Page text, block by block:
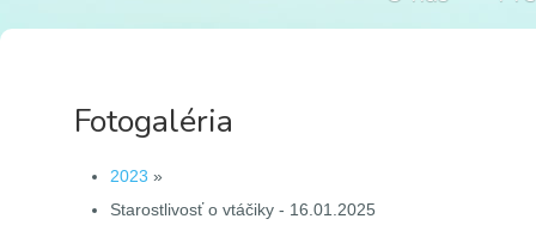
Fotogaléria
2023 »
Starostlivosť o vtáčiky - 16.01.2025